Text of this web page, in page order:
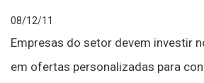
08/12/11
Empresas do setor devem investir
em ofertas personalizadas para